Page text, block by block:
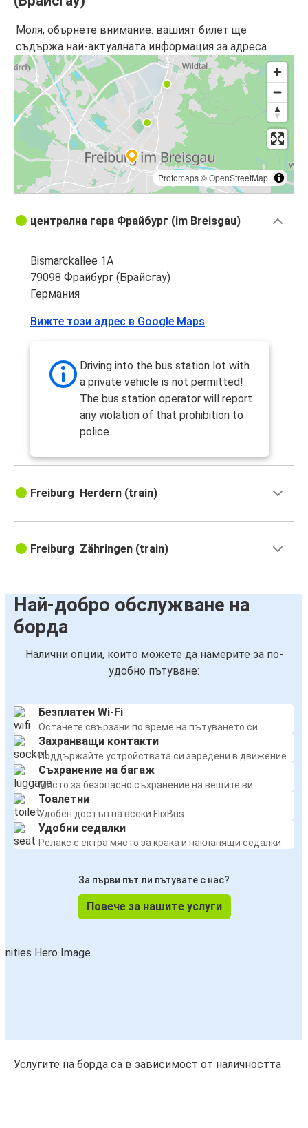
Моля, обърнете внимание: вашият билет ще
съдържа най-актуалната информация за адреса.
Protomaps©OpenStreetMap
централна гара Фрайбург (im Breisgau)
Bismarckallee 1A
79098 Фрайбург (Брайсгау)
Германия
Вижте този адрес в Google Maps
Driving into the bus station lot with
a private vehicle is not permitted!
The bus station operator will report
any violation of that prohibition to
police.
Freiburg Herdern (train)
Freiburg Zähringen (train)
Най-добро обслужване на
борда
Налични опции, които можете да намерите за по-
удобно пътуване:
Безплатен Wi-Fi
Останете свързани по време на пътуването си
Захранващи контакти
Поддържайте устройствата си заредени в движение
Съхранение на багаж
Място за безопасно съхранение на вещите ви
Тоалетни
Удобен достъп на всеки FlixBus
Удобни седалки
Релакс с ектра място за крака и накланящи седалки
За първи път ли пътувате с нас?
Повече за нашите услуги
Услугите на борда са в зависимост от наличността